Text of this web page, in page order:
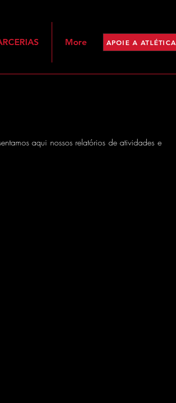
More APOIE A ATLÉTICA
aqui nossos relatórios de atividades e